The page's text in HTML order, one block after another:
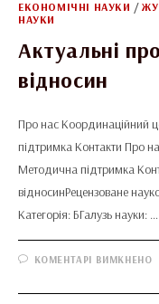
ЕКОНОМІЧНІ НАУКИ /
НАУКИ
Актуальні
відносин
Про нас Координаційний
підтримка Контакти Про
Методична підтримка
відносинРецензоване
Категорія: БГалузь науки: …
КОМЕНТАРІ ВИМКНЕНО